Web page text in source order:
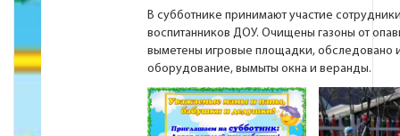
В субботнике принимают участие
воспитанников ДОУ. Очищены газоны от
выметены игровые площадки, обследовано
оборудование, вымыты окна и веранды.